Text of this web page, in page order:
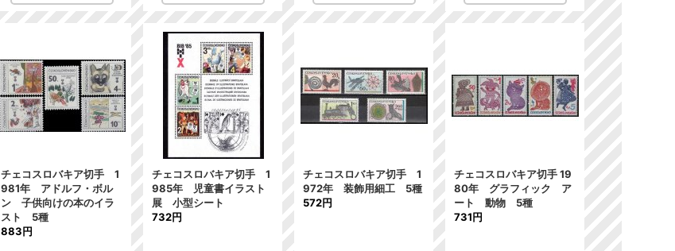
チェコスロバキア切手 1
981年 アドルフ・ボル
ン 子供向けの本のイラ
スト 5種
883円
チェコスロバキア切手 1
985年 児童書イラスト
展 小型シート
732円
チェコスロバキア切手 1
972年 装飾用細工 5種
572円
チェコスロバキア切手 19
80年 グラフィック ア
ート 動物 5種
731円